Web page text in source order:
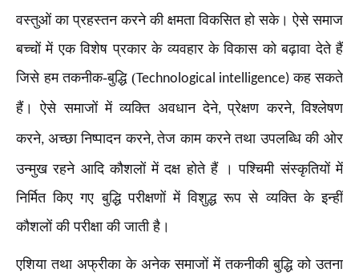
वस्तुओं का प्रहस्तन करने की क्षमता विकसित हो सके। ऐसे समाज
बच्चों में एक विशेष प्रकार के व्यवहार के विकास को बढ़ावा देते हैं
जिसे हम तकनीक-बुद्धि (Technological intelligence)कह सकते
हैं। ऐसे समाजों में व्यक्ति अवधान देने,प्रेक्षण करने,विश्लेषण
करने, अच्छा निष्पादन करने,तेज काम करने तथा उपलब्धि की ओर
उन्मुख रहने आदि कौशलों में दक्ष होते हैं । पश्चिमी संस्कृतियों में
निर्मित किए गए बुद्धि परीक्षणों में विशुद्ध रूप से व्यक्ति के इन्हीं
कौशलों की परीक्षा की जाती है।
एशिया तथा अफ्रीका के अनेक समाजों में तकनीकी बुद्धि को उतना